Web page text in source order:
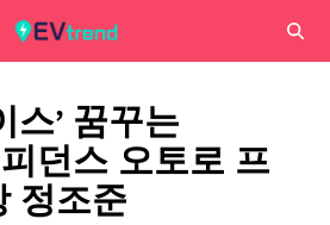
스’ 꿈꾸는
던스 오토로 프
정조준